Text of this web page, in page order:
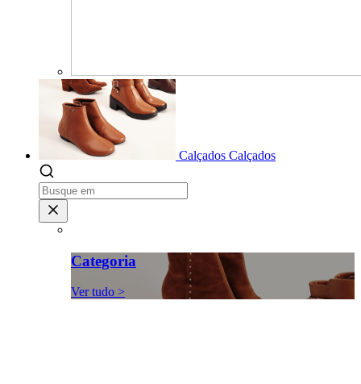
Calçados Calçados
Categoria
Ver tudo >